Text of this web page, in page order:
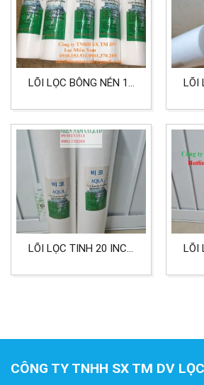
LÕI LỌC BÔNG NÉN 10
NƯỚC MẮM, NƯỚC
TƯƠNG
LÕI
LÕI LỌC TINH 20 INCH
ĐỘ LỌC 0.5 MICRON
LÕI
CÔNG TY TNHH SX TM DV